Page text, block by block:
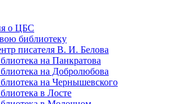
о ЦБС
библиотеку
писателя В. И. Белова
на Панкратова
на Добролюбова
на Чернышевского
в Лосте